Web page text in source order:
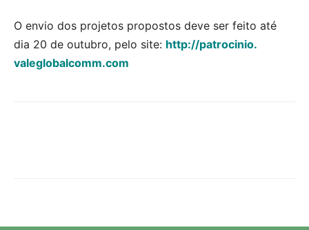
O envio dos projetos propostos deve ser feito até
dia 20 de outubro, pelo site: http://patrocinio.
valeglobalcomm.com